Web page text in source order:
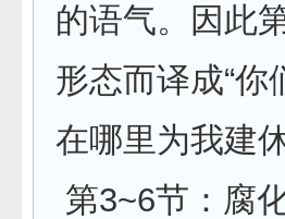
的语气。因此
形态而译成“
在哪里为我建
第3~6节：腐